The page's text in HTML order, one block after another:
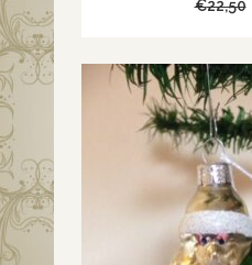
€22,50